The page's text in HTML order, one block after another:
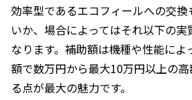
効率型であるエコフィールへの交
いか、場合によってはそれ以下の
なります。補助額は機種や性能によ
額で数万円から最大10万円以上の
る点が最大の魅力です。